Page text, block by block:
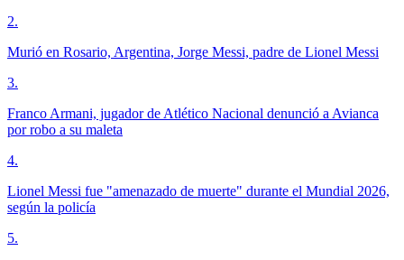
2.
Murió en Rosario, Argentina, Jorge Messi, padre de Lionel Messi
3.
Franco Armani, jugador de Atlético Nacional denunció a Avianca
por robo a su maleta
4.
Lionel Messi fue "amenazado de muerte" durante el Mundial 2026,
según la policía
5.